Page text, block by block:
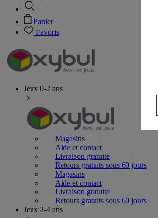
Panier
Favoris
Jeux 0-2 ans
Magasins
Aide et contact
Livraison gratuite
Retours gratuits sous 60 jours
Magasins
Aide et contact
Livraison gratuite
Retours gratuits sous 60 jours
Jeux 2-4 ans